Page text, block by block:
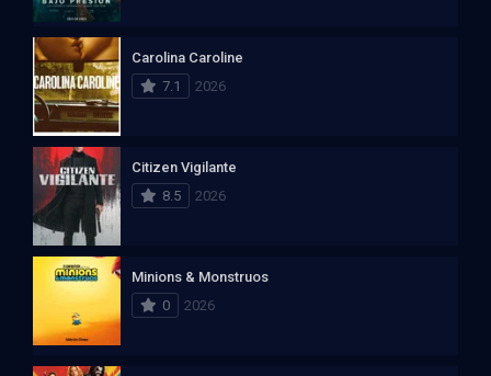
Carolina Caroline
7.1
2026
Citizen Vigilante
8.5
2026
Minions & Monstruos
0
2026